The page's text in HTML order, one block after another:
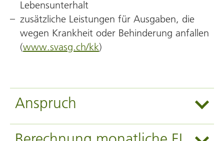
Lebensunterhalt
zusätzliche Leistungen für Ausgaben, die
wegen Krankheit oder Behinderung anfallen
(www.svasg.ch/kk)
Anspruch